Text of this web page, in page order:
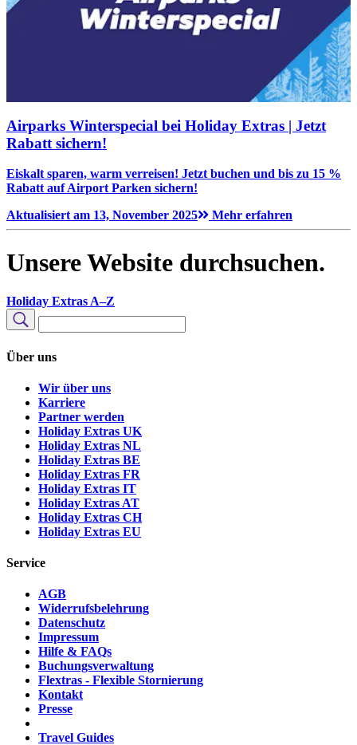
Airparks Winterspecial bei Holiday Extras | Jetzt
Rabatt sichern!
Eiskalt sparen, warm verreisen! Jetzt buchen und bis zu 15 %
Rabatt auf Airport Parken sichern!
Aktualisiert am 13, November 2025
Mehr erfahren
Unsere Website durchsuchen.
Holiday Extras A–Z
Suchen
Unsere
Website
Über uns
Wir über uns
Karriere
Partner werden
Holiday Extras UK
Holiday Extras NL
Holiday Extras BE
Holiday Extras FR
Holiday Extras IT
Holiday Extras AT
Holiday Extras CH
Holiday Extras EU
Service
AGB
Widerrufsbelehrung
Datenschutz
Impressum
Hilfe & FAQs
Buchungsverwaltung
Flextras - Flexible Stornierung
Kontakt
Presse
Travel Guides